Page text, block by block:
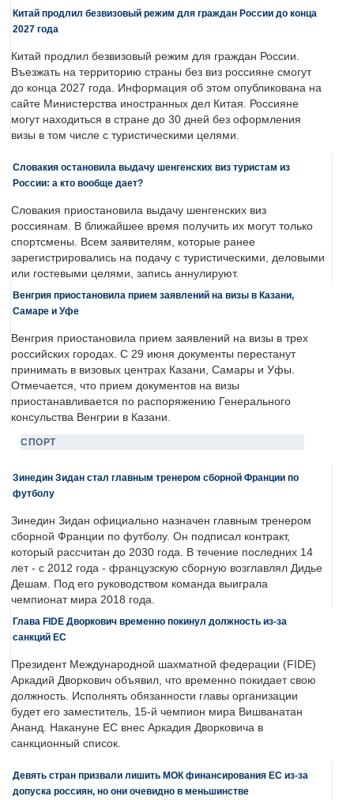
Китай продлил безвизовый режим для граждан России до конца
2027 года
Китай продлил безвизовый режим для граждан России.
Въезжать на территорию страны без виз россияне смогут
до конца 2027 года. Информация об этом опубликована на
сайте Министерства иностранных дел Китая. Россияне
могут находиться в стране до 30 дней без оформления
визы в том числе с туристическими целями.
Словакия остановила выдачу шенгенских виз туристам из
России: а кто вообще дает?
Словакия приостановила выдачу шенгенских виз
россиянам. В ближайшее время получить их могут только
спортсмены. Всем заявителям, которые ранее
зарегистрировались на подачу с туристическими, деловыми
или гостевыми целями, запись аннулируют.
Венгрия приостановила прием заявлений на визы в Казани,
Самаре и Уфе
Венгрия приостановила прием заявлений на визы в трех
российских городах. С 29 июня документы перестанут
принимать в визовых центрах Казани, Самары и Уфы.
Отмечается, что прием документов на визы
приостанавливается по распоряжению Генерального
консульства Венгрии в Казани.
СПОРТ
Зинедин Зидан стал главным тренером сборной Франции по
футболу
Зинедин Зидан официально назначен главным тренером
сборной Франции по футболу. Он подписал контракт,
который рассчитан до 2030 года. В течение последних 14
лет - с 2012 года - французскую сборную возглавлял Дидье
Дешам. Под его руководством команда выиграла
чемпионат мира 2018 года.
Глава FIDE Дворкович временно покинул должность из-за
санкций ЕС
Президент Международной шахматной федерации (FIDE)
Аркадий Дворкович объявил, что временно покидает свою
должность. Исполнять обязанности главы организации
будет его заместитель, 15-й чемпион мира Вишванатан
Ананд. Накануне ЕС внес Аркадия Дворковича в
санкционный список.
Девять стран призвали лишить МОК финансирования ЕС из-за
допуска россиян, но они очевидно в меньшинстве